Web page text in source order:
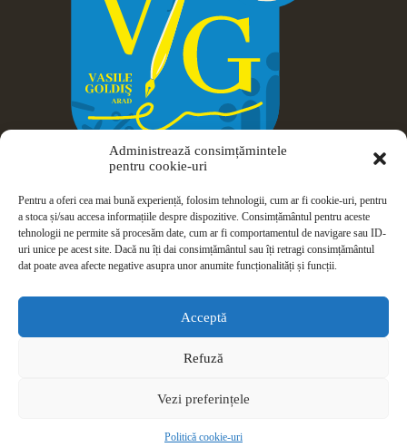
Administrează consimțămintele
pentru cookie-uri
Pentru a oferi cea mai bună experiență, folosim tehnologii, cum ar fi cookie-uri, pentru
a stoca și/sau accesa informațiile despre dispozitive. Consimțământul pentru aceste
tehnologii ne permite să procesăm date, cum ar fi comportamentul de navigare sau ID-
uri unice pe acest site. Dacă nu îți dai consimțământul sau îți retragi consimțământul
dat poate avea afecte negative asupra unor anumite funcționalități și funcții.
Acceptă
Refuză
Vezi preferințele
Politică cookie-uri
Drepturi de autor © 2026 Colegiul Național Vasile Goldiș -
fișierele cookies